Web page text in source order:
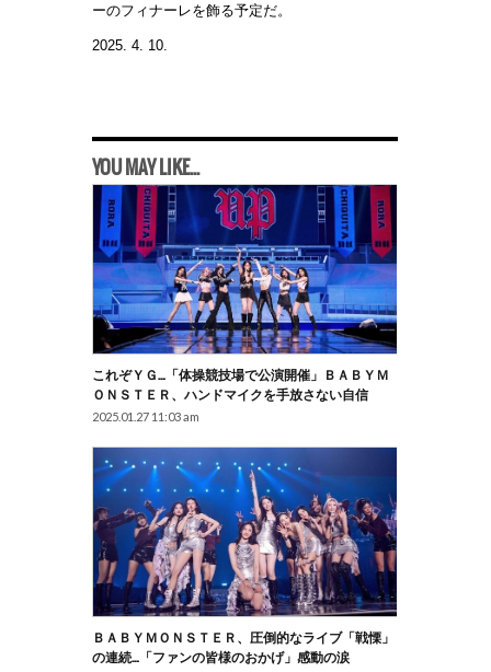
ーのフィナーレを飾る予定だ。
2025. 4. 10.
YOU MAY LIKE...
これぞＹＧ…「体操競技場で公演開催」ＢＡＢＹＭ
ＯＮＳＴＥＲ、ハンドマイクを手放さない自信
2025.01.27 11:03 am
ＢＡＢＹＭＯＮＳＴＥＲ、圧倒的なライブ「戦慄」
の連続…「ファンの皆様のおかげ」感動の涙